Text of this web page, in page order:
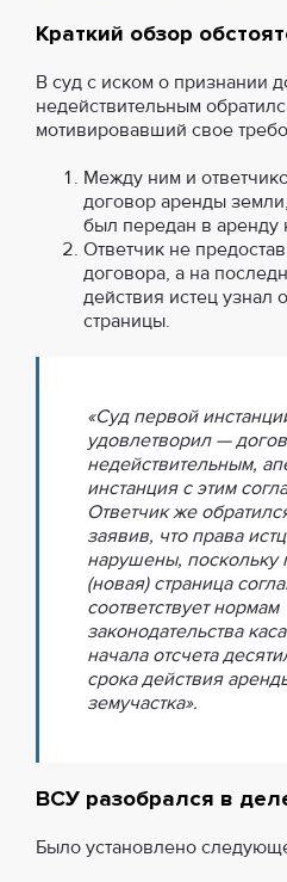
Краткий обзор
В суд с иском о признании
недействительным
мотивировавший свое
Между ним и
договор аренды
был передан в аренду
Ответчик не
договора, а на
действия истец узнал
страницы.
«Суд первой
удовлетворил —
недействительным,
инстанция с этим
Ответчик же
заявив, что права
нарушены, поскольку
(новая) страница
соответствует нормам
законодательства
начала отсчета
срока действия
земучастка».
ВСУ разобрался в
Было установлено